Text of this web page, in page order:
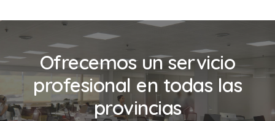
Ofrecemos un servicio
profesional en todas las
provincias